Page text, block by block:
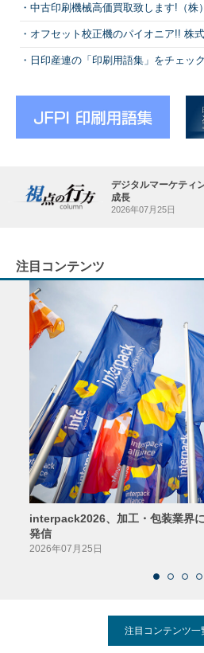
中古印刷機械高価買取致します!（株
オフセット校正機のパイオニア!! 株
日印産連の「印刷用語集」をチェック
デジタルマーケティ
成長
2026年07月25日
注目コンテンツ
interpack2026、加工・包装業界
発信
2026年07月25日
注目コンテンツ一